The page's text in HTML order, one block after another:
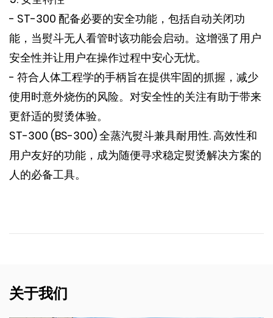
- ST-300 配备必要的安全功能，包括自动关闭功
能，当熨斗无人看管时该功能会启动。这增强了用户
安全性并让用户在操作过程中安心无忧。
- 符合人体工程学的手柄旨在提供牢固的抓握，减少
使用时意外烧伤的风险。对安全性的关注有助于带来
更舒适的熨烫体验。
ST-300 (BS-300) 全蒸汽熨斗兼具耐用性. 高效性和
用户友好的功能，成为随便寻求稳定熨烫解决方案的
人的必备工具。
关于我们